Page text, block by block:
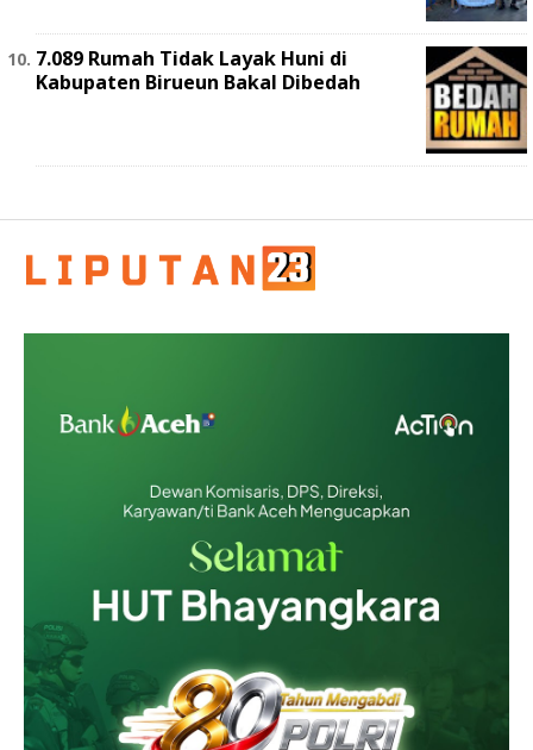
7.089 Rumah Tidak Layak Huni di
Kabupaten Birueun Bakal Dibedah